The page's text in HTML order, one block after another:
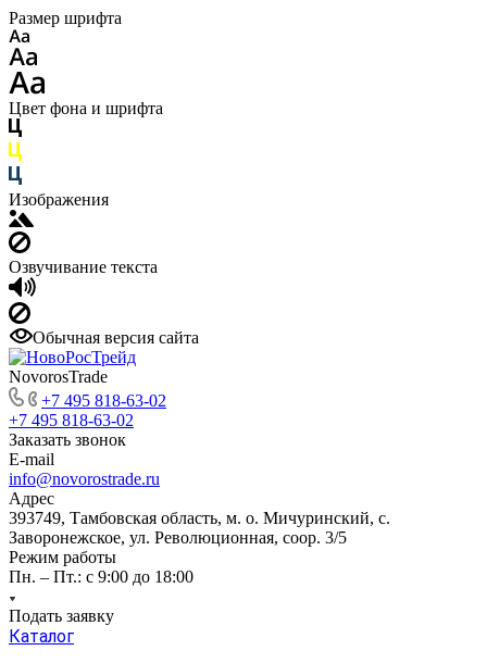
Размер шрифта
Цвет фона и шрифта
Изображения
Озвучивание текста
Обычная версия сайта
NovorosTrade
+7 495 818-63-02
+7 495 818-63-02
Заказать звонок
E-mail
info@novorostrade.ru
Адрес
393749, Тамбовская область, м. о. Мичуринский, с.
Заворонежское, ул. Революционная, соор. 3/5
Режим работы
Пн. – Пт.: с 9:00 до 18:00
Подать заявку
Каталог